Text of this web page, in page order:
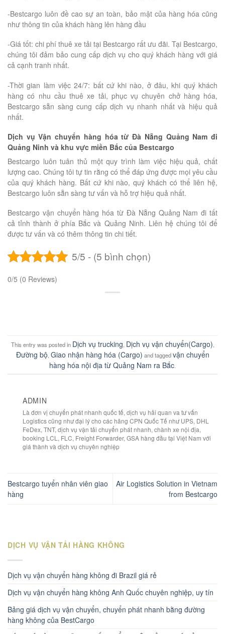
-Bestcargo luôn đề cao sự an toàn, bảo mật của hàng hóa cũng
như thông tin của khách hàng lên hàng đầu
-Giá tốt: chi phí thuê xe tải tại Bestcargo rất ưu đãi. Tại Bestcargo,
chúng tôi đảm bảo cung cấp dịch vụ cho quý khách hàng với giá
cả cạnh tranh nhất.
-Thời gian làm việc 24/7: bất cứ khi nào, ở đâu, khi quý khách
hàng có nhu cầu thuê xe tải, phục vụ chuyên chở hàng hóa,
Bestcargo sẵn sàng cung cấp dịch vụ nhanh nhất và hiệu quả
nhất.
Dịch vụ Vận chuyển hàng hóa từ Đà Nẵng Quảng Nam đi
Quảng Ninh và khu vực miền Bắc của Bestcargo
Bestcargo luôn tuân thủ một quy trình làm việc hiệu quả, chất
lượng cao. Chúng tôi tự tin rằng có thể đáp ứng được mọi yêu cầu
của quý khách hàng. Bất cứ khi nào, quý khách có thể liên hệ,
Bestcargo luôn sẵn sàng tư vấn và hỗ trợ hiệu quả nhất.
Bestcargo vận chuyển hàng hóa từ Đà Nẵng Quảng Nam đi tất
cả tỉnh thành ở phía Bắc và Quảng Ninh. Liên hệ chúng tôi để
được tư vấn và có thêm thông tin chi tiết.
5/5 - (5 bình chọn)
0/5 (0 Reviews)
This entry was posted in Dịch vụ trucking Dịch vụ vận chuyển(Cargo)
Đường bộ Giao nhận hàng hóa (Cargo) and taggedvận chuyển
hàng hóa nội địa từ Quảng Nam ra Bắc
ADMIN
Là đơn vị chuyển phát nhanh quốc tế, dịch vụ hải quan va tư vấn
Logistics cũng như đại lý cho các hãng CPN Quốc Tế như UPS, DHL
FeDex, TNT, dịch vụ vận tải chuyển phát nhanh, chành xe nội địa,
booking LCL, FLC, Freight Forwarder, GSA hàng đầu tại Việt Nam với
giá thành và dịch vụ chuyên nghiệp
Bestcargo tuyển nhân viên giao
hàng
Air Logistics Solution in Vietnam
from Bestcargo
DỊCH VỤ VẬN TẢI HÀNG KHÔNG
Dịch vụ vận chuyển hàng không đi Brazil giá rẻ
Dịch vụ vận chuyển hàng không Anh Quốc chuyên nghiệp, uy tín
Bảng giá dịch vụ vận chuyển, chuyển phát nhanh bằng đường
hàng không của BestCargo